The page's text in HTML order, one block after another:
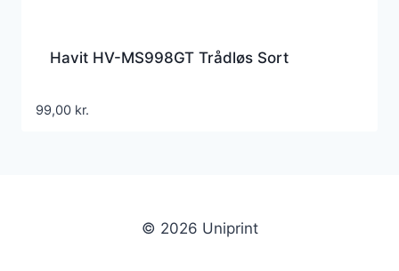
Havit HV-MS998GT Trådløs Sort
99,00 kr.
© 2026 Uniprint